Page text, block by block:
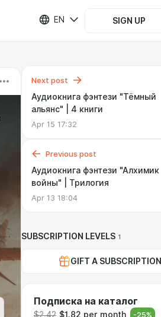
EN SIGN UP
Next post
Аудиокнига фэнтези "Тёмный
альянс" | 4 книги
Apr 15 17:32
Previous post
Аудиокнига фэнтези "Алхимик
войны" | Трилогия
Apr 13 18:04
SUBSCRIPTION LEVELS 1
GIFT A SUBSCRIPTION
Подписка на каталог
$2.42 $1.82 per month -25%